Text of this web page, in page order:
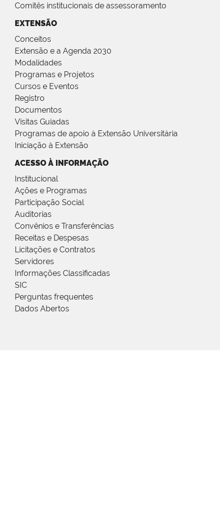
Comitês institucionais de assessoramento
EXTENSÃO
Conceitos
Extensão e a Agenda 2030
Modalidades
Programas e Projetos
Cursos e Eventos
Registro
Documentos
Visitas Guiadas
Programas de apoio à Extensão Universitária
Iniciação à Extensão
ACESSO À INFORMAÇÃO
Institucional
Ações e Programas
Participação Social
Auditorias
Convênios e Transferências
Receitas e Despesas
Licitações e Contratos
Servidores
Informações Classificadas
SIC
Perguntas frequentes
Dados Abertos